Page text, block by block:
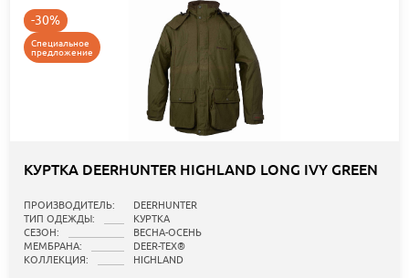
-30%
Специальное
предложение
КУРТКА DEERHUNTER HIGHLAND LONG IVY GREEN
ПРОИЗВОДИТЕЛЬ:
DEERHUNTER
ТИП ОДЕЖДЫ:
КУРТКА
СЕЗОН:
ВЕСНА-ОСЕНЬ
МЕМБРАНА:
DEER-TEX®
КОЛЛЕКЦИЯ:
HIGHLAND